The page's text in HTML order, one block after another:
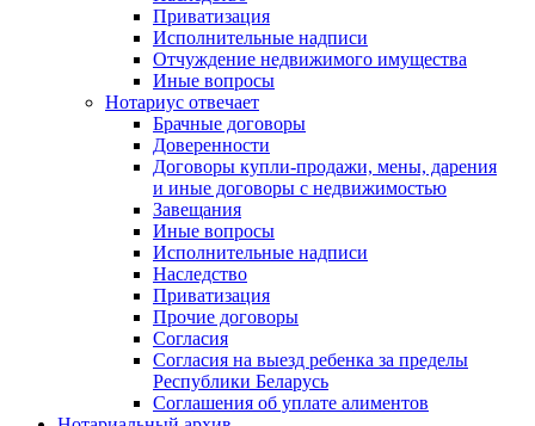
Приватизация
Исполнительные надписи
Отчуждение недвижимого имущества
Иные вопросы
Нотариус отвечает
Брачные договоры
Доверенности
Договоры купли-продажи, мены, дарения
и иные договоры с недвижимостью
Завещания
Иные вопросы
Исполнительные надписи
Наследство
Приватизация
Прочие договоры
Согласия
Согласия на выезд ребенка за пределы
Республики Беларусь
Соглашения об уплате алиментов